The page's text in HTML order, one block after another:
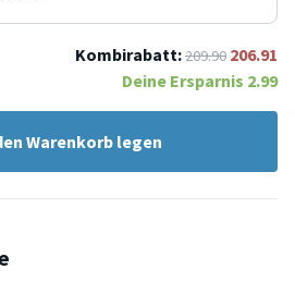
Kombirabatt:209.90 206.91
Deine Ersparnis 2.99
Warenkorb legen